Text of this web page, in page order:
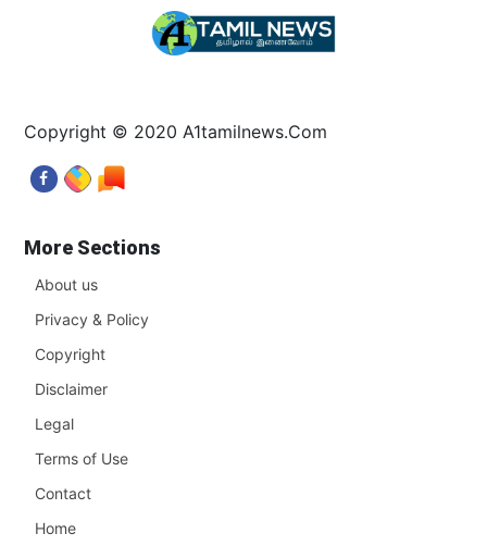
Copyright © 2020 A1tamilnews.Com
More Sections
About us
Privacy & Policy
Copyright
Disclaimer
Legal
Terms of Use
Contact
Home